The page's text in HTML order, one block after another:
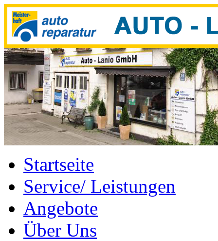
Startseite
Service/ Leistungen
Angebote
Über Uns